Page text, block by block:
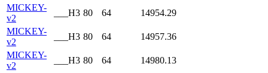
MICKEY-
v2
___H3 80 64
14954.29
MICKEY-
v2
___H3 80 64
14957.36
MICKEY-
v2
___H3 80 64
14980.13